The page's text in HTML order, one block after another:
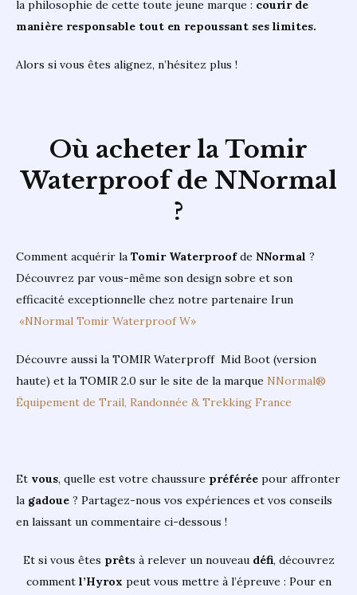
la philosophie de cette toute jeune marque : courir de
manière responsable tout en repoussant ses limites.
Alors si vous êtes alignez, n’hésitez plus !
Où acheter la Tomir
Waterproof de NNormal
?
Comment acquérir la Tomir Waterproofde NNormal ?
Découvrez par vous-même son design sobre et son
efficacité exceptionnelle chez notre partenaire Irun
«NNormal Tomir Waterproof W»
Découvre aussi la TOMIR Waterproff Mid Boot (version
haute) et la TOMIR 2.0 sur le site de la marque NNormal®
Équipement de Trail, Randonnée & Trekking France
Et vous, quelle est votre chaussure préférée pour affronter
la gadoue ? Partagez-nous vos expériences et vos conseils
en laissant un commentaire ci-dessous !
Et si vous êtes prêts à relever un nouveau défi, découvrez
comment l’Hyrox peut vous mettre à l’épreuve : Pour en